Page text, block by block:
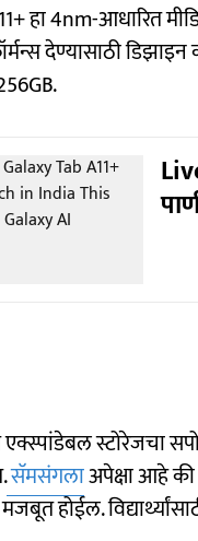
हा 4nm-आधारित
देण्यासाठी
एक्स्पांडेबल स्टोरेजचा
सॅमसंगलाअपेक्षा आहे
होईल.